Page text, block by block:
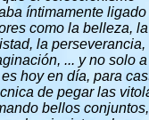
íntimamente ligado
como la belleza, la
la perseverancia,
... y no solo a
hoy en día, para
de pegar las
bellos conjuntos,